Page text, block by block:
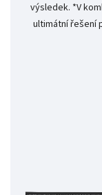
výsledek. *V
ultimátní řešení